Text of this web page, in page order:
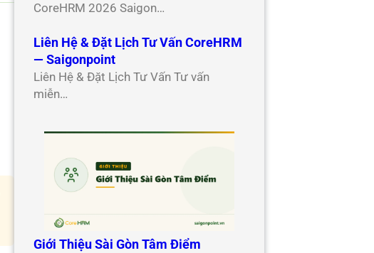
CoreHRM 2026 Saigon…
Liên Hệ & Đặt Lịch Tư Vấn CoreHRM
— Saigonpoint
Liên Hệ & Đặt Lịch Tư Vấn Tư vấn
miễn…
Giới Thiệu Sài Gòn Tâm Điểm